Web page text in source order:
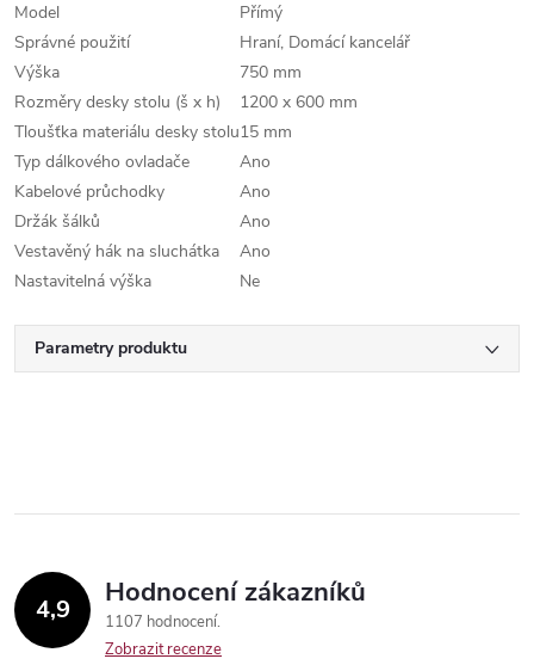
Model
Přímý
Správné použití
Hraní, Domácí kancelář
Výška
750 mm
Rozměry desky stolu (š x h)
1200 x 600 mm
Tloušťka materiálu desky stolu15 mm
Typ dálkového ovladače
Ano
Kabelové průchodky
Ano
Držák šálků
Ano
Vestavěný hák na sluchátka
Ano
Nastavitelná výška
Ne
Parametry produktu
4,9 Hodnocení zákazníků
1107 hodnocení
Zobrazit recenze